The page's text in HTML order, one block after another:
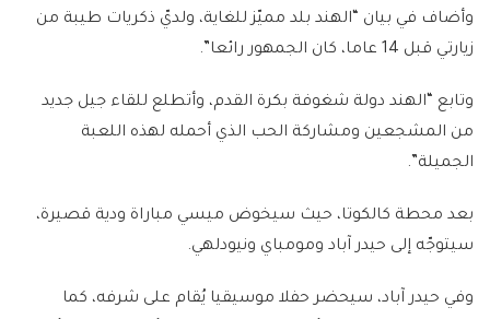
وأضاف في بيان “الهند بلد مميّز للغاية، ولديّ ذكريات طيبة من
زيارتي قبل 14 عاما، كان الجمهور رائعا”.
وتابع “الهند دولة شغوفة بكرة القدم، وأتطلع للقاء جيل جديد
من المشجعين ومشاركة الحب الذي أحمله لهذه اللعبة
الجميلة”.
بعد محطة كالكوتا، حيث سيخوض ميسي مباراة ودية قصيرة،
سيتوجّه إلى حيدر آباد ومومباي ونيودلهي.
وفي حيدر آباد، سيحضر حفلا موسيقيا يُقام على شرفه، كما